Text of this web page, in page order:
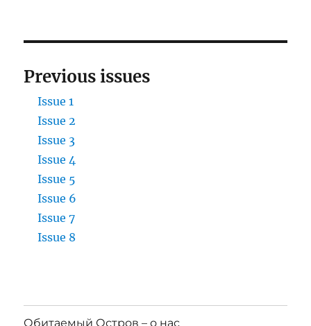
Previous issues
Issue 1
Issue 2
Issue 3
Issue 4
Issue 5
Issue 6
Issue 7
Issue 8
Обитаемый Остров – о нас